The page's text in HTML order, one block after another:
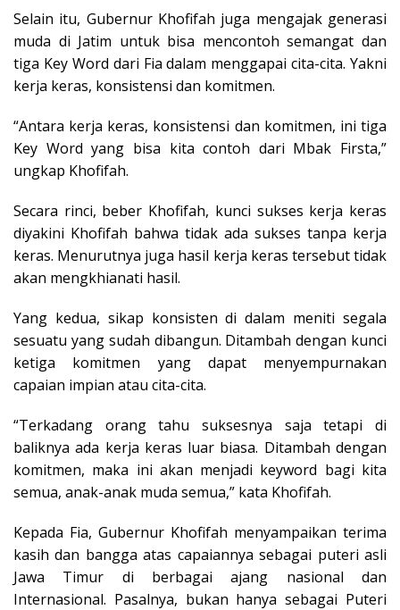
Selain itu, Gubernur Khofifah juga mengajak generasi
muda di Jatim untuk bisa mencontoh semangat dan
tiga Key Word dari Fia dalam menggapai cita-cita. Yakni
kerja keras, konsistensi dan komitmen.
“Antara kerja keras, konsistensi dan komitmen, ini tiga
Key Word yang bisa kita contoh dari Mbak Firsta,”
ungkap Khofifah.
Secara rinci, beber Khofifah, kunci sukses kerja keras
diyakini Khofifah bahwa tidak ada sukses tanpa kerja
keras. Menurutnya juga hasil kerja keras tersebut tidak
akan mengkhianati hasil.
Yang kedua, sikap konsisten di dalam meniti segala
sesuatu yang sudah dibangun. Ditambah dengan kunci
ketiga komitmen yang dapat menyempurnakan
capaian impian atau cita-cita.
“Terkadang orang tahu suksesnya saja tetapi di
baliknya ada kerja keras luar biasa. Ditambah dengan
komitmen, maka ini akan menjadi keyword bagi kita
semua, anak-anak muda semua,” kata Khofifah.
Kepada Fia, Gubernur Khofifah menyampaikan terima
kasih dan bangga atas capaiannya sebagai puteri asli
Jawa Timur di berbagai ajang nasional dan
Internasional. Pasalnya, bukan hanya sebagai Puteri